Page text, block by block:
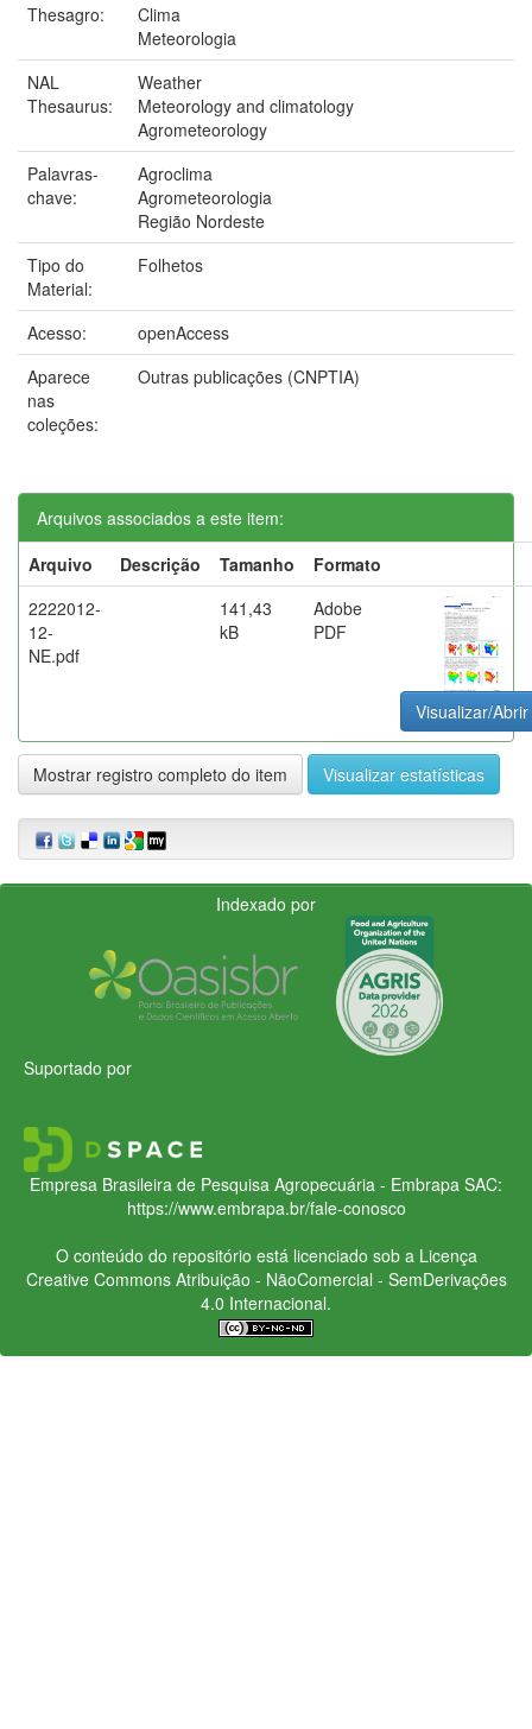
Thesagro:
Clima
Meteorologia
NAL
Thesaurus:
Weather
Meteorology and climatology
Agrometeorology
Palavras-
chave:
Agroclima
Agrometeorologia
Região Nordeste
Tipo do
Material:
Folhetos
Acesso:
openAccess
Aparece
nas
coleções:
Outras publicações (CNPTIA)
Arquivos associados a este item:
Arquivo
Descrição Tamanho
Formato
2222012-
12-
NE.pdf
141,43
kB
Adobe
PDF
Visualizar/Abrir
Mostrar registro completo do item Visualizar estatísticas
Indexado por
Suportado por
Empresa Brasileira de Pesquisa Agropecuária - Embrapa SAC:
https://www.embrapa.br/fale-conosco
O conteúdo do repositório está licenciado sob a Licença
Creative CommonsAtribuição - NãoComercial - SemDerivações
4.0 Internacional.